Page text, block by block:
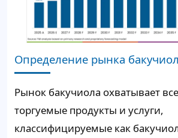
Определение рынка
Рынок бакучиола охватывает
торгуемые продукты и услуги,
классифицируемые как